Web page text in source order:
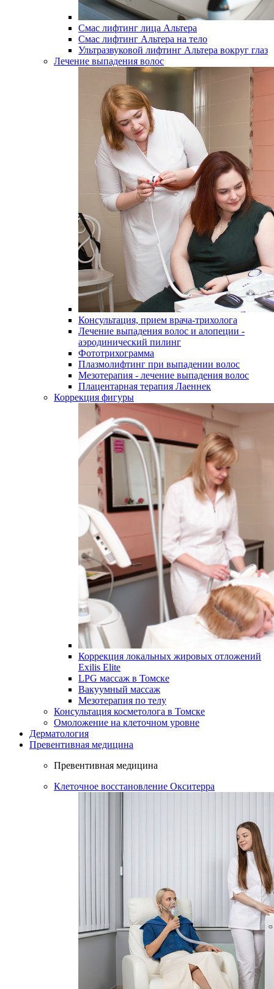
Смас лифтинг лица Альтера
Смас лифтинг Альтера на тело
Ультразвуковой лифтинг Альтера вокруг глаз
Лечение выпадения волос
Консультация, прием врача-трихолога
Лечение выпадения волос и алопеции -
аэродинический пилинг
Фототрихограмма
Плазмолифтинг при выпадении волос
Мезотерапия - лечение выпадения волос
Плацентарная терапия Лаеннек
Коррекция фигуры
Коррекция локальных жировых отложений
Exilis Elite
LPG массаж в Томске
Вакуумный массаж
Мезотерапия по телу
Консультация косметолога в Томске
Омоложение на клеточном уровне
Дерматология
Превентивная медицина
Превентивная медицина
Клеточное восстановление Окситерра